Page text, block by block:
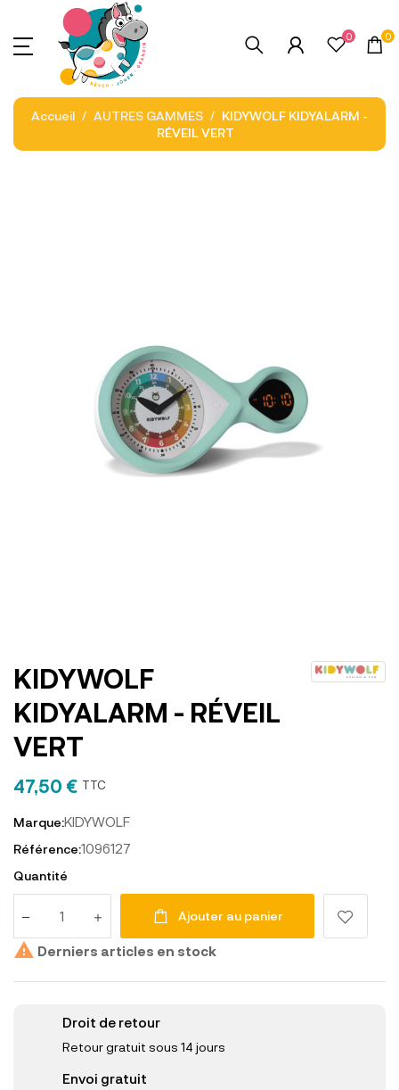
0 0
Accueil AUTRES GAMMES
KIDYWOLF KIDYALARM -
RÉVEIL VERT
KIDYWOLF
KIDYALARM - RÉVEIL
VERT
47,50 € TTC
Marque:KIDYWOLF
Référence:1096127
Quantité
Ajouter au panier
 Derniers articles en stock
Droit de retour
Retour gratuit sous 14 jours
Envoi gratuit